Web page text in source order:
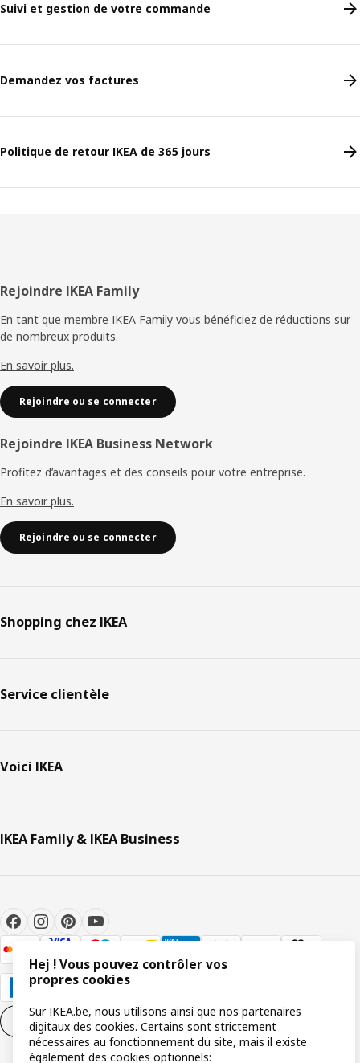
Suivi et gestion de votre commande
Demandez vos factures
Politique de retour IKEA de 365 jours
Pied
de
page
Rejoindre IKEA Family
En tant que membre IKEA Family vous bénéficiez de réductions sur
de nombreux produits.
En savoir plus.
Rejoindre ou se connecter
Rejoindre IKEA Business Network
Profitez d’avantages et des conseils pour votre entreprise.
En savoir plus.
Rejoindre ou se connecter
Shopping chez IKEA
Service clientèle
Voici IKEA
IKEA Family & IKEA Business
Paramètres des cookies FR
Hej ! Vous pouvez contrôler vos
propres cookies
Sur IKEA.be, nous utilisons ainsi que nos partenaires
digitaux des cookies. Certains sont strictement
nécessaires au fonctionnement du site, mais il existe
également des cookies optionnels: